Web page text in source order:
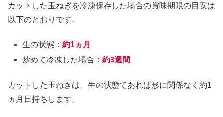
カットした玉ねぎを冷凍保存した場合の賞味期限の目安は
以下のとおりです。
生の状態：約1ヵ月
炒めて冷凍した場合：約3週間
カットした玉ねぎは、生の状態であれば形に関係なく約1
ヵ月日持ちします。